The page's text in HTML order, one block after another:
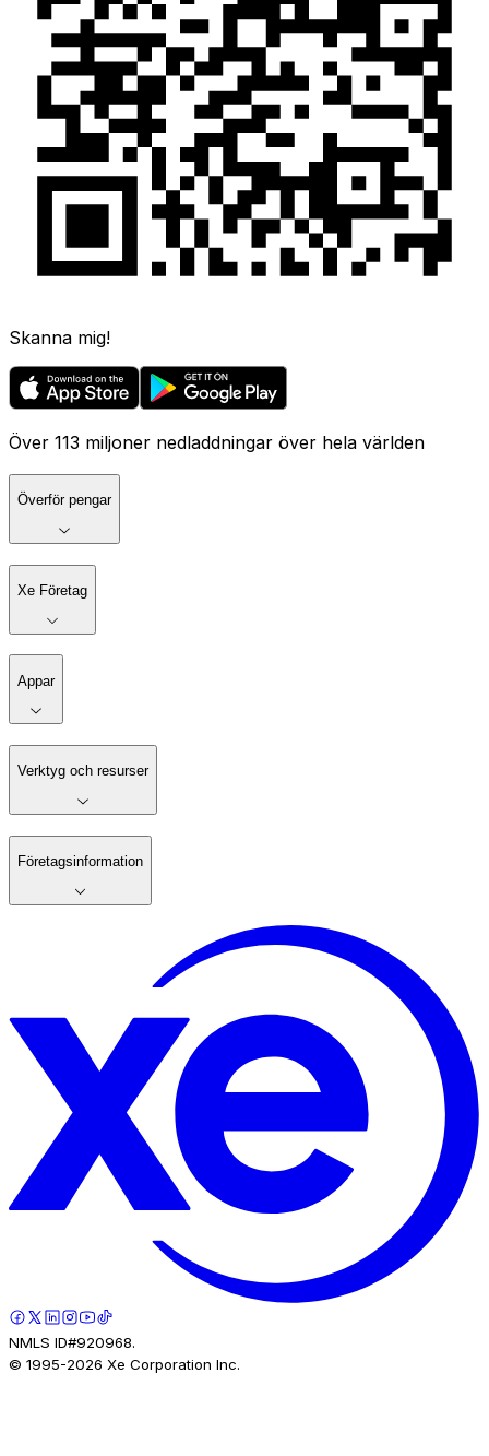
Skanna mig!
Över 113 miljoner nedladdningar över hela världen
Överför pengar
Xe Företag
Appar
Verktyg och resurser
Företagsinformation
NMLS ID#920968.
© 1995-2026 Xe Corporation Inc.